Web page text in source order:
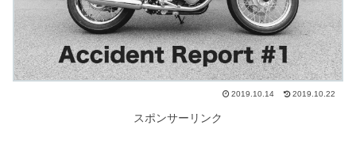
2019.10.14 2019.10.22
スポンサーリンク